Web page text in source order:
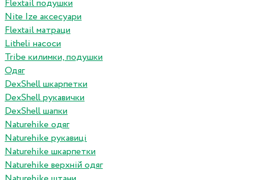
Flextail подушки
Nite Ize аксесуари
Flextail матраци
Litheli насоси
Tribe килимки, подушки
Одяг
DexShell шкарпетки
DexShell рукавички
DexShell шапки
Naturehike одяг
Naturehike рукавиці
Naturehike шкарпетки
Naturehike верхній одяг